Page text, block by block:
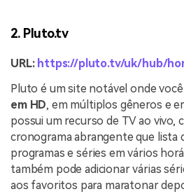
2. Pluto.tv
URL: https://pluto.tv/uk/hub/
Pluto é um site notável onde
em HD, em múltiplos gêneros e
possui um recurso de TV ao vivo,
cronograma abrangente que lista
programas e séries em vários
também pode adicionar várias
aos favoritos para maratonar